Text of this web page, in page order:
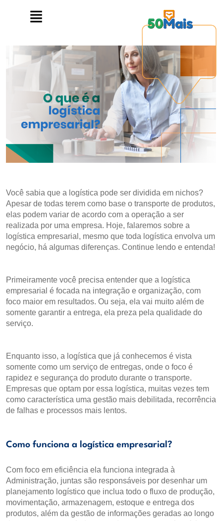
Você sabia que a logística pode ser dividida em nichos?
Apesar de todas terem como base o transporte de produtos,
elas podem variar de acordo com a operação a ser
realizada por uma empresa. Hoje, falaremos sobre a
logística empresarial, mesmo que toda logística envolva um
negócio, há algumas diferenças. Continue lendo e entenda!
Primeiramente você precisa entender que a logística
empresarial é focada na integração e organização, com
foco maior em resultados. Ou seja, ela vai muito além de
somente garantir a entrega, ela preza pela qualidade do
serviço.
Enquanto isso, a logística que já conhecemos é vista
somente como um serviço de entregas, onde o foco é
rapidez e segurança do produto durante o transporte.
Empresas que optam por essa logística, muitas vezes tem
como característica uma gestão mais debilitada, recorrência
de falhas e processos mais lentos.
Como funciona a logística empresarial?
Com foco em eficiência ela funciona integrada à
Administração, juntas são responsáveis por desenhar um
planejamento logístico que inclua todo o fluxo de produção,
movimentação, armazenagem, estoque e entrega dos
produtos, além da gestão de informações geradas ao longo